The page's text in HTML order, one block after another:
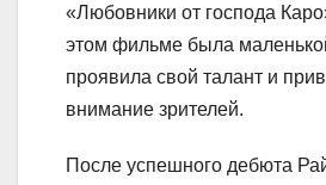
«Любовники от господа
этом фильме была
проявила свой талант и
внимание зрителей.
После успешного дебюта